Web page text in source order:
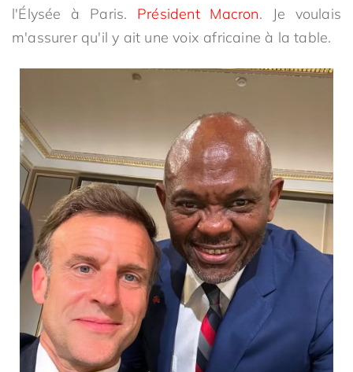
l'Élysée à Paris. Président Macron. Je voulais
m'assurer qu'il y ait une voix africaine à la table.